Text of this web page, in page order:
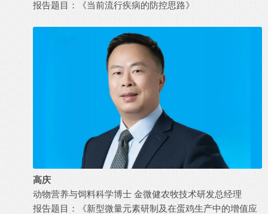
报告题目：《当前流行疾病的防控思路》
高庆
动物营养与饲料科学博士 金微健农牧技术研发总经理
报告题目：《新型微量元素研制及在蛋鸡生产中的增值应